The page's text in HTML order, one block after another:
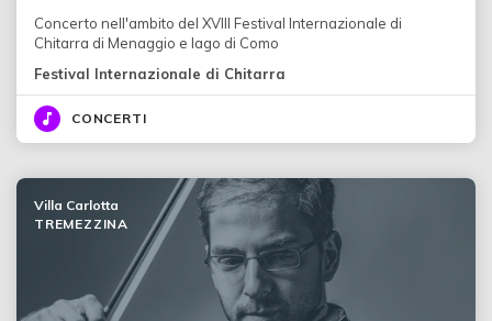
Concerto nell'ambito del XVIII Festival Internazionale di
Chitarra di Menaggio e lago di Como
Festival Internazionale di Chitarra
CONCERTI
Villa Carlotta
TREMEZZINA